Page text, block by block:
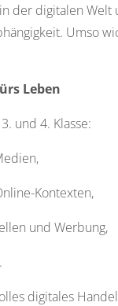
der digitalen
Umso
Leben
und 4. Klasse:
Kontexten,
und Werbung,
digitales